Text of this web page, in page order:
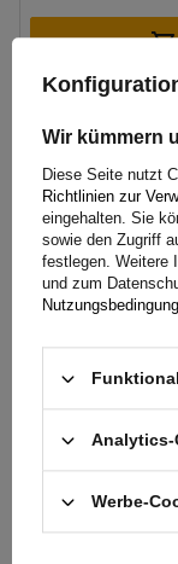
Wenn Sie bei
Ihre
garantiert
absolut
Wir kümmern
Diese Seite nutzt
Richtlinien zur
eingehalten. Sie
sowie den Zugriff
festlegen. Weitere
und zum
Analytics-
Werbe-